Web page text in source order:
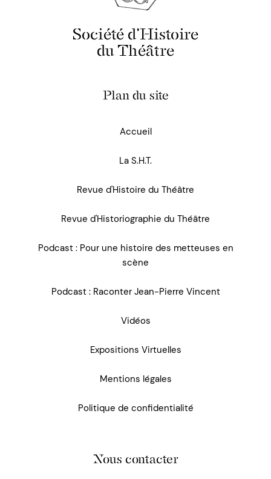
Société d'Histoire
du Théâtre
Plan du site
Accueil
La S.H.T.
Revue d'Histoire du Théâtre
Revue d'Historiographie du Théâtre
Podcast : Pour une histoire des metteuses en
scène
Podcast : Raconter Jean-Pierre Vincent
Vidéos
Expositions Virtuelles
Mentions légales
Politique de confidentialité
Nous contacter